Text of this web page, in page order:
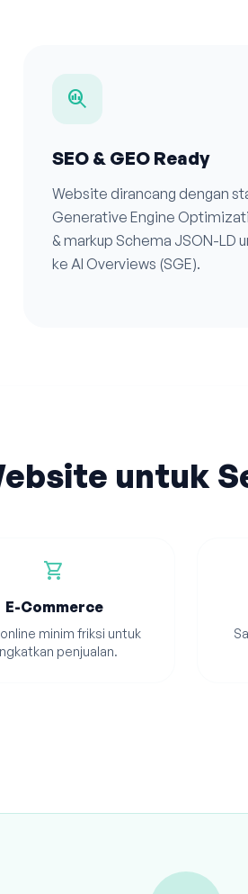
search_insights
SEO & GEO Ready
Website dirancang dengan
Generative Engine
& markup Schema JSON-LD
ke AI Overviews (SGE).
untuk
shopping_cart
E-Commerce
minim friksi untuk
penjualan.